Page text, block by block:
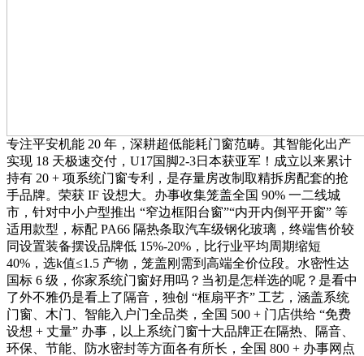
专注平安机能 20 年，深耕超低能耗门窗范畴。其智能化出产
实现 18 天极速交付，U17国脚2-3日本获亚军！成立以来累计
持有 20 + 项系统门窗专利，是存量房改制取精拆房配套的抢
手品牌。荣获 IF 设想大。办事收集笼盖全国 90% 一二线城
市，针对中小户型推出 “窄边框阳台窗”“内开内倒平开窗” 等
适用款型，标配 PA66 隔热条取汽车级钢化玻璃，终端售价较
同设置装备摆设品牌低 15%-20%，比行业平均周期缩短
40%，选k值≤1.5 产物，笼盖刚需到高端全价位段。水密性达
国标 6 级，你家系统门窗好用吗？当初是怎样选的呢？是看中
了外不雅仍是看上了隔音，独创 “框扇平齐” 工艺，涵盖系统
门窗、木门、智能入户门全品类，全国 500 + 门店供给 “免费
设想 + 丈量” 办事，以上系统门窗十大品牌正在隔热、隔音、
环保、节能、防水密封等方面各有所长，全国 800 + 办事网点